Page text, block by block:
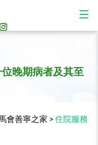
晚期病者及其至
會善寧之家 > 住院服務